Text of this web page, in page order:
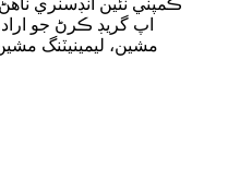
ڪمپني ٽئين انڊسٽري
اپ گريڊ ڪرڻ جو
مشين، ليمينيٽنگ